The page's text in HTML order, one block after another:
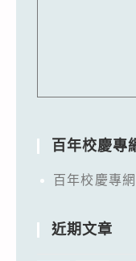
百年校慶專
百年校慶專網
近期文章